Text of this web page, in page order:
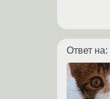
Ответ на: